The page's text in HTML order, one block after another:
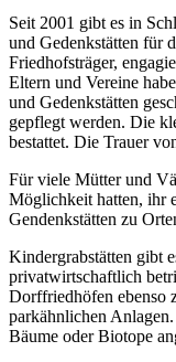
Seit 2001 gibt es in
und Gedenkstätten für
Friedhofsträger,
Eltern und Vereine
und Gedenkstätten
gepflegt werden. Die
bestattet. Die Trauer
Für viele Mütter und
Möglichkeit hatten, ihr
Gendenkstätten zu
Kindergrabstätten gibt
privatwirtschaftlich
Dorffriedhöfen ebenso
parkähnlichen
Bäume oder Biotope